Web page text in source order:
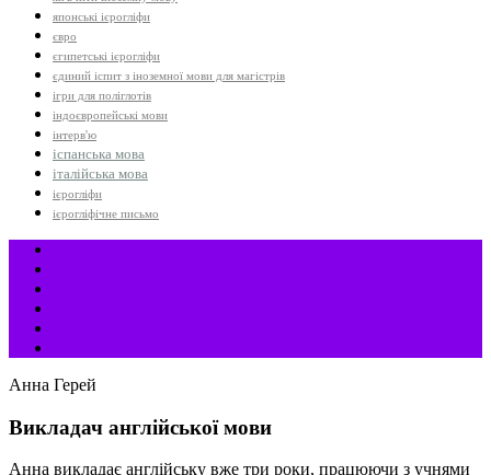
японські ієрогліфи
євро
єгипетські ієрогліфи
єдиний іспит з іноземної мови для магістрів
ігри для поліглотів
індоєвропейські мови
інтерв'ю
іспанська мова
італійська мова
ієрогліфи
ієрогліфічне письмо
Анна Герей
Викладач англійської мови
Анна викладає англійську вже три роки, працюючи з учнями